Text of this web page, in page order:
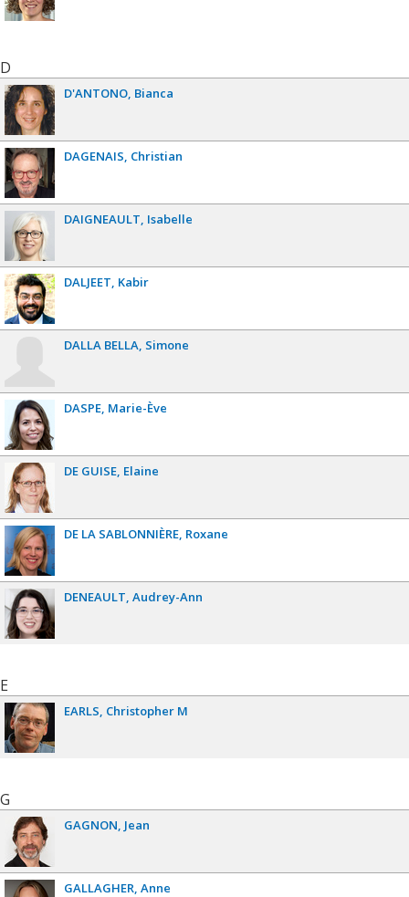
D
D'ANTONO Bianca
DAGENAIS Christian
DAIGNEAULT Isabelle
DALJEET Kabir
DALLA BELLA Simone
DASPE Marie-Ève
DE GUISE Elaine
DE LA SABLONNIÈRE Roxane
DENEAULT Audrey-Ann
E
EARLS Christopher M
G
GAGNON Jean
GALLAGHER Anne